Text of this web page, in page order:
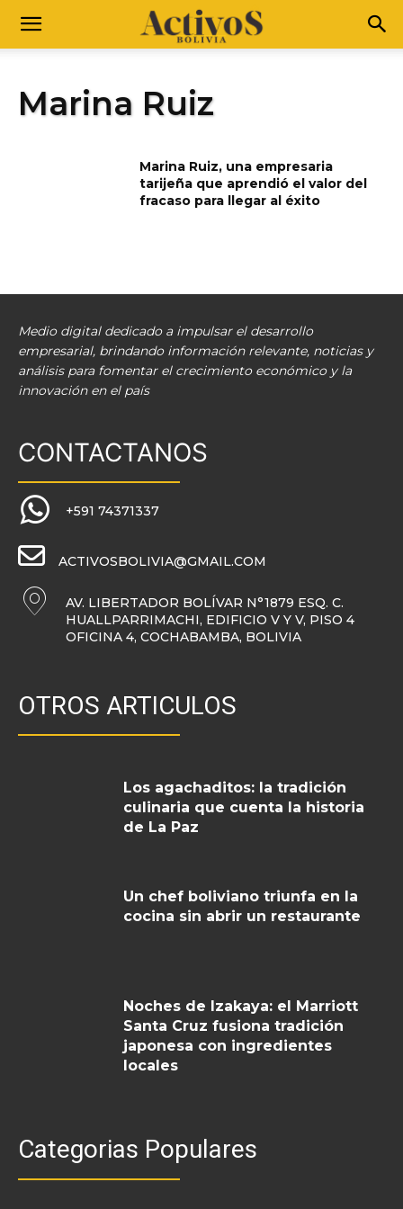
Marina Ruiz
Marina Ruiz, una empresaria
tarijeña que aprendió el valor del
fracaso para llegar al éxito
Medio digital dedicado a impulsar el desarrollo
empresarial, brindando información relevante, noticias y
análisis para fomentar el crecimiento económico y la
innovación en el país
CONTACTANOS
+591 74371337
ACTIVOSBOLIVIA@GMAIL.COM
AV. LIBERTADOR BOLÍVAR N°1879 ESQ. C.
HUALLPARRIMACHI, EDIFICIO V Y V, PISO 4
OFICINA 4, COCHABAMBA, BOLIVIA
OTROS ARTICULOS
Los agachaditos: la tradición
culinaria que cuenta la historia
de La Paz
Un chef boliviano triunfa en la
cocina sin abrir un restaurante
Noches de Izakaya: el Marriott
Santa Cruz fusiona tradición
japonesa con ingredientes
locales
Categorias Populares